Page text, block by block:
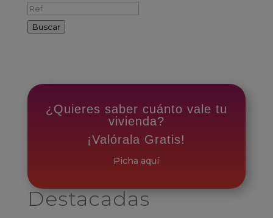
Buscar
¿Quieres saber cuánto vale tu
vivienda?
¡Valórala Gratis!
Picha aquí
Destacadas